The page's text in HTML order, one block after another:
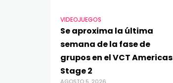
VIDEOJUEGOS
Se aproxima la última
semana de la fase de
grupos en el VCT Americas
Stage 2